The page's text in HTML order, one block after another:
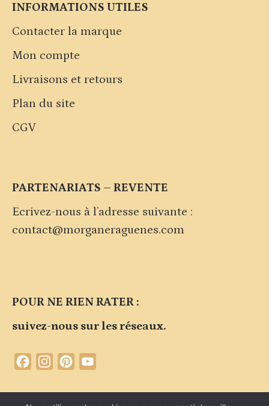
INFORMATIONS UTILES
Contacter la marque
Mon compte
Livraisons et retours
Plan du site
CGV
PARTENARIATS – REVENTE
Ecrivez-nous à l’adresse suivante :
contact@morganeraguenes.com
POUR NE RIEN RATER :
suivez-nous sur les réseaux.
FacebookInstagramPinterest